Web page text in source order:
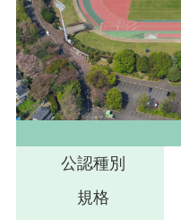
公認種別
規格